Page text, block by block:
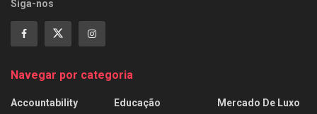
Siga-nos
Navegar por categoria
Accountability
Educação
Mercado De Luxo